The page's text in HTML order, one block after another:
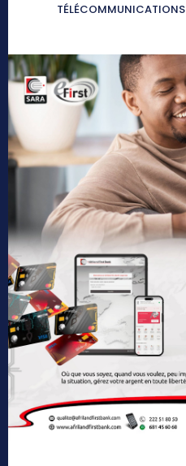
TÉLÉCOMMUNICATIONS